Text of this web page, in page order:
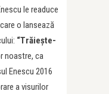
le readuce
o lansează
“Trăiește-
noastre, ca
Enescu 2016
a visurilor